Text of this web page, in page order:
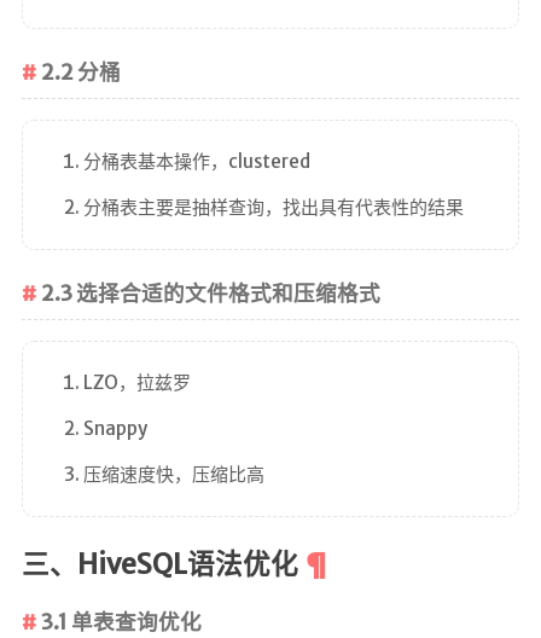
2.2 分桶
分桶表基本操作，clustered
分桶表主要是抽样查询，找出具有代表性的结果
2.3 选择合适的文件格式和压缩格式
LZO，拉兹罗
Snappy
压缩速度快，压缩比高
三、HiveSQL语法优化
3.1 单表查询优化
文章
分类
标签
心情
相册
在线简历
留言板
服务监控
关于